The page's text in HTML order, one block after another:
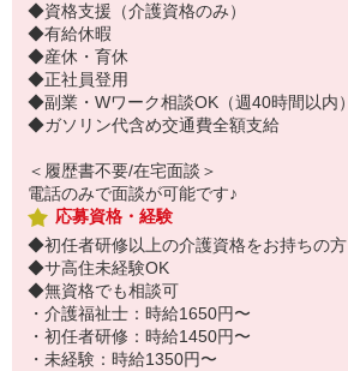
◆資格支援（介護資格のみ）
◆有給休暇
◆産休・育休
◆正社員登用
◆副業・Wワーク相談OK（週40時間以内）
◆ガソリン代含め交通費全額支給
＜履歴書不要/在宅面談＞
電話のみで面談が可能です♪
応募資格・経験
◆初任者研修以上の介護資格をお持ちの方
◆サ高住未経験OK
◆無資格でも相談可
・介護福祉士：時給1650円〜
・初任者研修：時給1450円〜
・未経験：時給1350円〜